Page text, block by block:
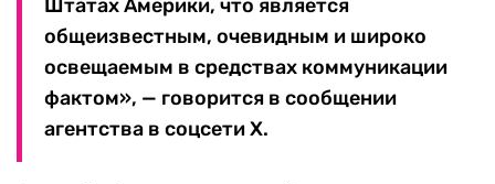
Штатах Америки, что является
общеизвестным, очевидным и широко
освещаемым в средствах коммуникации
фактом», — говорится в сообщении
агентства в соцсети Х.